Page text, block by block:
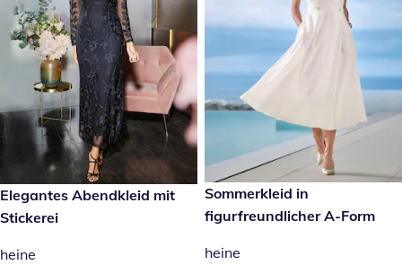
€ 239,00
Elegantes Abendkleid mit
Stickerei
heine
€ 105,00
Sommerkleid in
figurfreundlicher A-Form
heine